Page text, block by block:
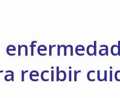
enfermedad
recibir